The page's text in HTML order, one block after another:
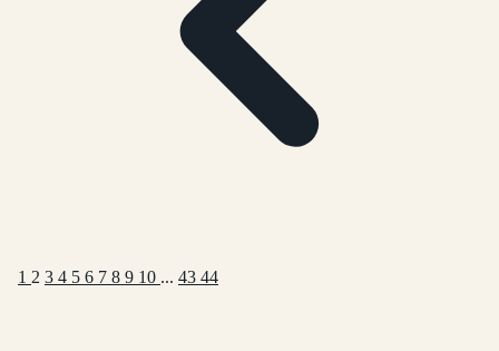
1 2 3 4 5 6 7 8 9 10 ... 43 44